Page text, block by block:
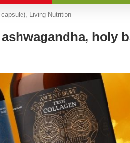
Living Nutrition
holy